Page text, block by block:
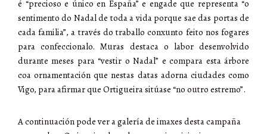
é “precioso e único en España” e engade que representa “o
sentimento do Nadal de toda a vida porque sae das portas de
cada familia”, a través do traballo conxunto feito nos fogares
para confeccionalo. Muras destaca o labor desenvolvido
durante meses para “vestir o Nadal” e compara esta árbore
coa ornamentación que nestas datas adorna ciudades como
Vigo, para afirmar que Ortigueira sitúase “no outro estremo”.
A continuación pode ver a galería de imaxes desta campaña